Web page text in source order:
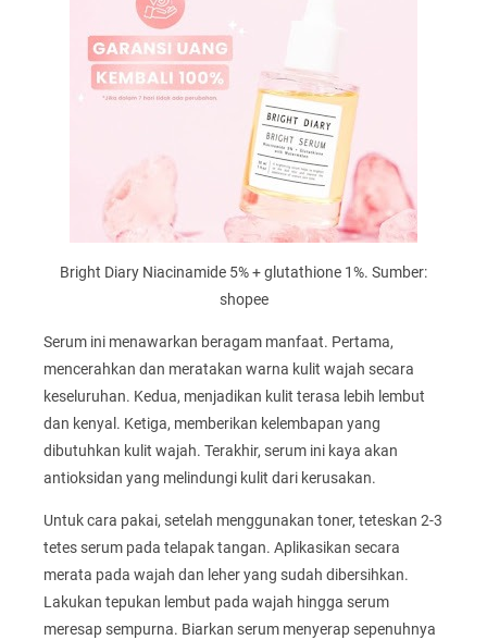
Bright Diary Niacinamide 5% + glutathione 1%. Sumber:
shopee
Serum ini menawarkan beragam manfaat. Pertama,
mencerahkan dan meratakan warna kulit wajah secara
keseluruhan. Kedua, menjadikan kulit terasa lebih lembut
dan kenyal. Ketiga, memberikan kelembapan yang
dibutuhkan kulit wajah. Terakhir, serum ini kaya akan
antioksidan yang melindungi kulit dari kerusakan.
Untuk cara pakai, setelah menggunakan toner, teteskan 2-3
tetes serum pada telapak tangan. Aplikasikan secara
merata pada wajah dan leher yang sudah dibersihkan.
Lakukan tepukan lembut pada wajah hingga serum
meresap sempurna. Biarkan serum menyerap sepenuhnya